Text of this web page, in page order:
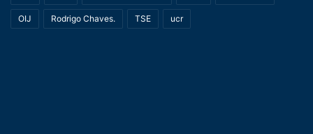
OIJ Rodrigo Chaves. TSE ucr